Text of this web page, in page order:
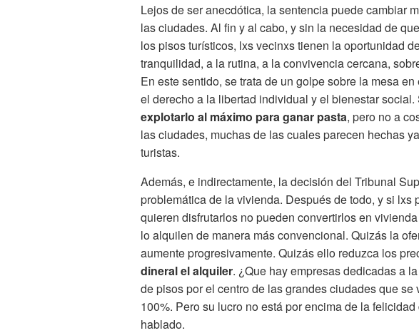
Lejos de ser anecdótica, la sentencia puede cambiar
las ciudades. Al fin y al cabo, y sin la necesidad de
los pisos turísticos, lxs vecinxs tienen la oportunidad
tranquilidad, a la rutina, a la convivencia cercana,
En este sentido, se trata de un golpe sobre la mesa
el derecho a la libertad individual y el bienestar social.
explotarlo al máximo para ganar pasta, pero no a
las ciudades, muchas de las cuales parecen hechas
turistas.
Además, e indirectamente, la decisión del Tribunal
problemática de la vivienda. Después de todo, y si lxs
quieren disfrutarlos no pueden convertirlos en
lo alquilen de manera más convencional. Quizás la
aumente progresivamente. Quizás ello reduzca los
dineral el alquiler. ¿Que hay empresas dedicadas a
de pisos por el centro de las grandes ciudades que
100%. Pero su lucro no está por encima de la
hablado.